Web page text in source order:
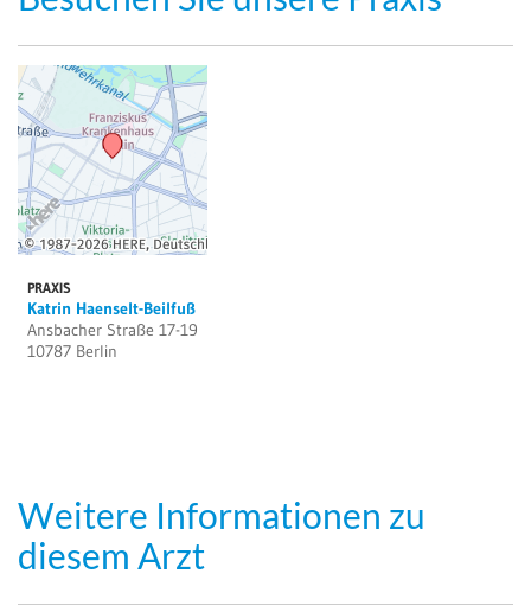
PRAXIS
Katrin Haenselt-Beilfuß
Ansbacher Straße 17-19
10787 Berlin
Weitere Informationen zu
diesem Arzt